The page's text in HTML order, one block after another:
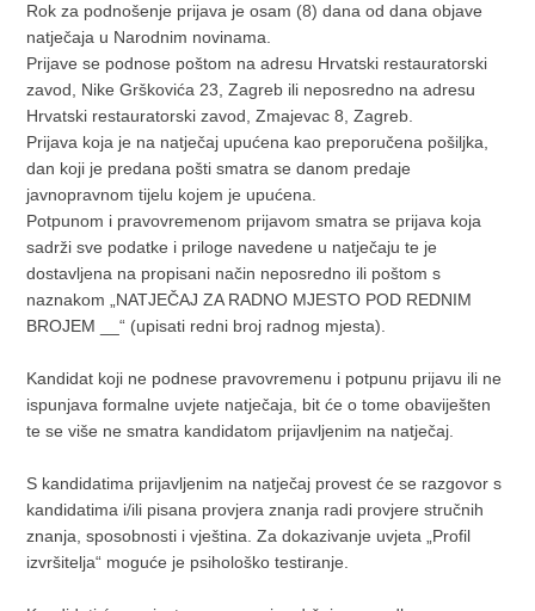
Rok za podnošenje prijava je osam (8) dana od dana objave
natječaja u Narodnim novinama.
Prijave se podnose poštom na adresu Hrvatski restauratorski
zavod, Nike Grškovića 23, Zagreb ili neposredno na adresu
Hrvatski restauratorski zavod, Zmajevac 8, Zagreb.
Prijava koja je na natječaj upućena kao preporučena pošiljka,
dan koji je predana pošti smatra se danom predaje
javnopravnom tijelu kojem je upućena.
Potpunom i pravovremenom prijavom smatra se prijava koja
sadrži sve podatke i priloge navedene u natječaju te je
dostavljena na propisani način neposredno ili poštom s
naznakom „NATJEČAJ ZA RADNO MJESTO POD REDNIM
BROJEM __“ (upisati redni broj radnog mjesta).
Kandidat koji ne podnese pravovremenu i potpunu prijavu ili ne
ispunjava formalne uvjete natječaja, bit će o tome obaviješten
te se više ne smatra kandidatom prijavljenim na natječaj.
S kandidatima prijavljenim na natječaj provest će se razgovor s
kandidatima i/ili pisana provjera znanja radi provjere stručnih
znanja, sposobnosti i vještina. Za dokazivanje uvjeta „Profil
izvršitelja“ moguće je psihološko testiranje.